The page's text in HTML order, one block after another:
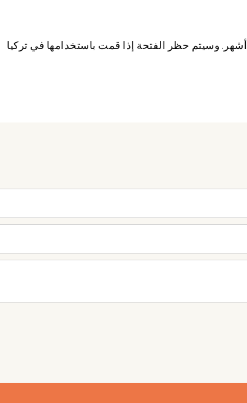
لا. لن يقوموا بحجبه. بطاقة SIM الخاصة بك لن تعمل بعد 3 أشهر. وسيتم حظر الفتحة إذا قمت باستخدامها في تركيا